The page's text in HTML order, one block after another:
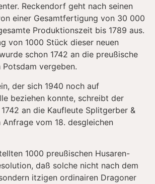
Reckendorf geht nach seinen
einer Gesamtfertigung von 30 000
Produktionszeit bis 1789 aus.
von 1000 Stück dieser neuen
schon 1742 an die preußische
vergeben.
der sich 1940 noch auf
beziehen konnte, schreibt der
an die Kaufleute Splitgerber &
Anfrage vom 18. desgleichen
1000 preußischen Husaren-
daß solche nicht nach dem
itzigen ordinairen Dragoner